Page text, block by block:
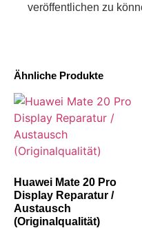
Ähnliche Produkte
Huawei Mate 20 Pro
Display Reparatur /
Austausch
(Originalqualität)
veröffentlichen zu